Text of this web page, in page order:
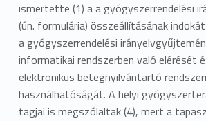
ismertette (1) a a gyógyszerrendelési
(ún. formulária) összeállításának
a gyógyszerrendelési
informatikai rendszerben való elérését
elektronikus betegnyilvántartó
használhatóságát. A helyi
tagjai is megszólaltak (4), mert a